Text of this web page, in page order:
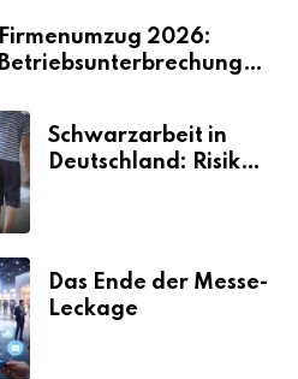
Firmenumzug 2026:
Betriebsunterbrechungen
Schwarzarbeit in
Deutschland: Risiken
Das Ende der Messe-
Leckage